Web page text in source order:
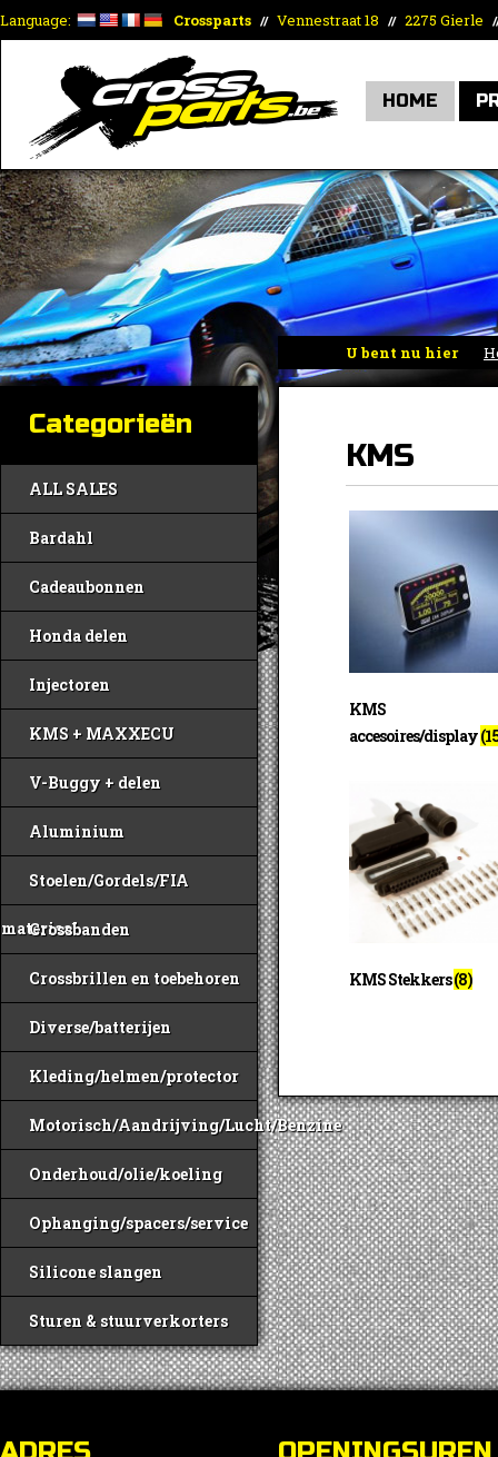
Language: Crossparts // Vennestraat 18 // 2275 Gierle
HOME
U bent nu hier
Categorieën
ALL SALES
Bardahl
Cadeaubonnen
Honda delen
Injectoren
KMS + MAXXECU
V-Buggy + delen
Aluminium
Stoelen/Gordels/FIA
materiaal
Crossbanden
Crossbrillen en toebehoren
Diverse/batterijen
Kleding/helmen/protector
Motorisch/Aandrijving/Lucht/Benzine
Onderhoud/olie/koeling
Ophanging/spacers/service
Silicone slangen
Sturen & stuurverkorters
KMS
KMS
accesoires/display
KMS Stekkers(8)